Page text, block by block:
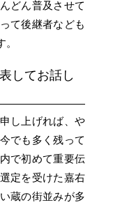
どん普及させて
て後継者なども
してお話し
し上げれば、や
でも多く残って
で初めて重要伝
定を受けた嘉右
蔵の街並みが多